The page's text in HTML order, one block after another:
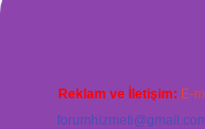
Reklam ve İletişim: E-